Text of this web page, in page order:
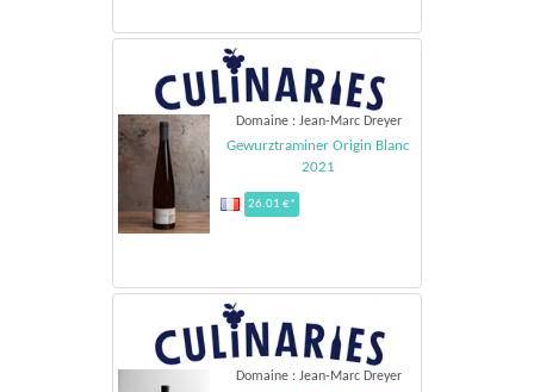
Domaine : Jean-Marc Dreyer
Gewurztraminer Origin Blanc
2021
26.01 €*
Domaine : Jean-Marc Dreyer